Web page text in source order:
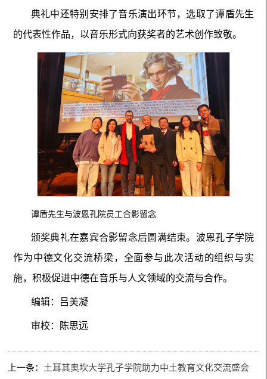
典礼中还特别安排了音乐演出环节，选取了谭盾先生
的代表性作品，以音乐形式向获奖者的艺术创作致敬。
谭盾先生与波恩孔院员工合影留念
颁奖典礼在嘉宾合影留念后圆满结束。波恩孔子学院
作为中德文化交流桥梁，全面参与此次活动的组织与实
施，积极促进中德在音乐与人文领域的交流与合作。
编辑：吕美凝
审校：陈思远
上一条： 土耳其奥坎大学孔子学院助力中土教育文化交流盛会